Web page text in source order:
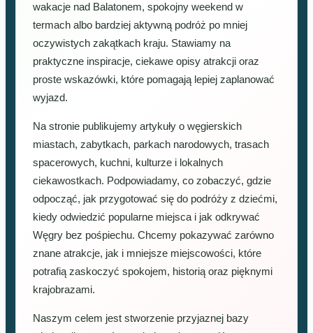
wakacje nad Balatonem, spokojny weekend w
termach albo bardziej aktywną podróż po mniej
oczywistych zakątkach kraju. Stawiamy na
praktyczne inspiracje, ciekawe opisy atrakcji oraz
proste wskazówki, które pomagają lepiej zaplanować
wyjazd.
Na stronie publikujemy artykuły o węgierskich
miastach, zabytkach, parkach narodowych, trasach
spacerowych, kuchni, kulturze i lokalnych
ciekawostkach. Podpowiadamy, co zobaczyć, gdzie
odpocząć, jak przygotować się do podróży z dziećmi,
kiedy odwiedzić popularne miejsca i jak odkrywać
Węgry bez pośpiechu. Chcemy pokazywać zarówno
znane atrakcje, jak i mniejsze miejscowości, które
potrafią zaskoczyć spokojem, historią oraz pięknymi
krajobrazami.
Naszym celem jest stworzenie przyjaznej bazy